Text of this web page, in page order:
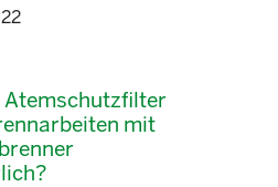
Atemschutzfilter
mit